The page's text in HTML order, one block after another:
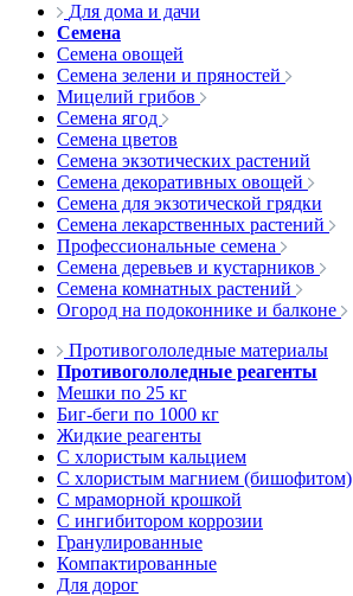
Для дома и дачи
Семена
Семена овощей
Семена зелени и пряностей
Мицелий грибов
Семена ягод
Семена цветов
Семена экзотических растений
Семена декоративных овощей
Семена для экзотической грядки
Семена лекарственных растений
Профессиональные семена
Семена деревьев и кустарников
Семена комнатных растений
Огород на подоконнике и балконе
Противогололедные материалы
Противогололедные реагенты
Мешки по 25 кг
Биг-беги по 1000 кг
Жидкие реагенты
С хлористым кальцием
С хлористым магнием (бишофитом)
С мраморной крошкой
С ингибитором коррозии
Гранулированные
Компактированные
Для дорог